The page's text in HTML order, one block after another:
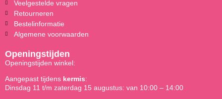
Veelgestelde vragen
Retourneren
Bestelinformatie
Algemene voorwaarden
Openingstijden
Openingstijden winkel:
Aangepast tijdens kermis:
Dinsdag 11 t/m zaterdag 15 augustus: van 10:00 – 14:00